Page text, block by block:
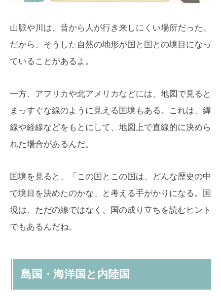
山脈や川は、昔から人が行き来しにくい場所だった。
だから、そうした自然の地形が国と国との境目になっ
ていることがあるよ。
一方、アフリカや北アメリカなどには、地図で見ると
まっすぐな線のように見える国境もある。これは、緯
線や経線などをもとにして、地図上で直線的に決めら
れた場合があるんだ。
国境を見ると、「この国とこの国は、どんな歴史の中
で境目を決めたのかな」と考える手がかりになる。国
境は、ただの線ではなく、国の成り立ちを読むヒント
でもあるんだね。
島国・海洋国と内陸国